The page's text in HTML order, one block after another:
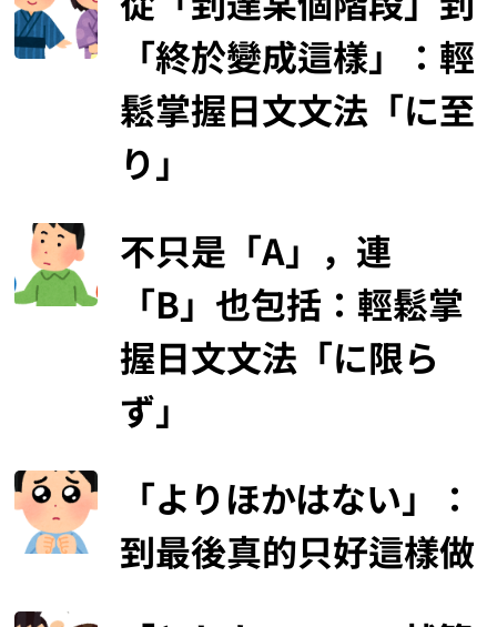
「終於變成這樣」：輕
鬆掌握日文文法「に至
り」
不只是「A」，連
「B」也包括：輕鬆掌
握日文文法「に限ら
ず」
「よりほかはない」：
到最後真的只好這樣做